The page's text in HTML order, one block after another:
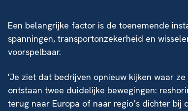
Een belangrijke factor is de toenemende
spanningen, transportonzekerheid en
voorspelbaar.
'Je ziet dat bedrijven opnieuw kijken waar
ontstaan twee duidelijke bewegingen:
terug naar Europa of naar regio’s dichter bij